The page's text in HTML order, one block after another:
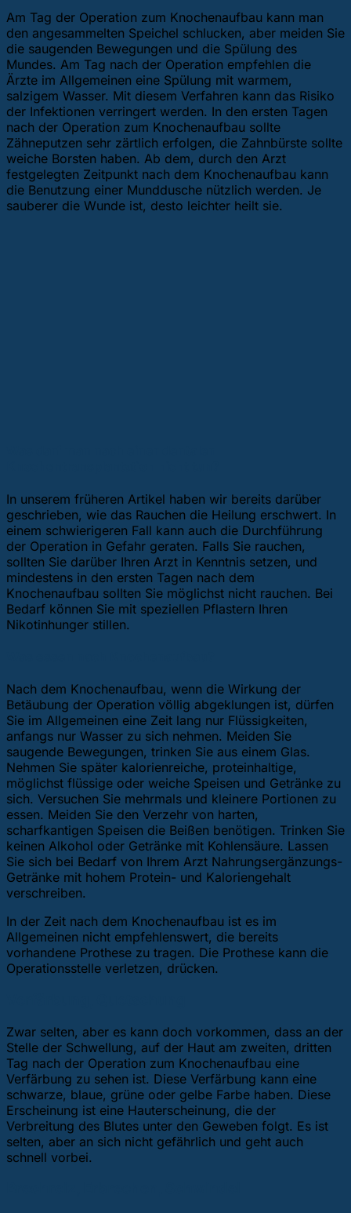
Am Tag der Operation zum Knochenaufbau kann man
den angesammelten Speichel schlucken, aber meiden Sie
die saugenden Bewegungen und die Spülung des
Mundes. Am Tag nach der Operation empfehlen die
Ärzte im Allgemeinen eine Spülung mit warmem,
salzigem Wasser. Mit diesem Verfahren kann das Risiko
der Infektionen verringert werden. In den ersten Tagen
nach der Operation zum Knochenaufbau sollte
Zähneputzen sehr zärtlich erfolgen, die Zahnbürste sollte
weiche Borsten haben. Ab dem, durch den Arzt
festgelegten Zeitpunkt nach dem Knochenaufbau kann
die Benutzung einer Munddusche nützlich werden. Je
sauberer die Wunde ist, desto leichter heilt sie.
In unserem früheren Artikel haben wir bereits darüber
geschrieben, wie das Rauchen die Heilung erschwert. In
einem schwierigeren Fall kann auch die Durchführung
der Operation in Gefahr geraten. Falls Sie rauchen,
sollten Sie darüber Ihren Arzt in Kenntnis setzen, und
mindestens in den ersten Tagen nach dem
Knochenaufbau sollten Sie möglichst nicht rauchen. Bei
Bedarf können Sie mit speziellen Pflastern Ihren
Nikotinhunger stillen.
Nach dem Knochenaufbau, wenn die Wirkung der
Betäubung der Operation völlig abgeklungen ist, dürfen
Sie im Allgemeinen eine Zeit lang nur Flüssigkeiten,
anfangs nur Wasser zu sich nehmen. Meiden Sie
saugende Bewegungen, trinken Sie aus einem Glas.
Nehmen Sie später kalorienreiche, proteinhaltige,
möglichst flüssige oder weiche Speisen und Getränke zu
sich. Versuchen Sie mehrmals und kleinere Portionen zu
essen. Meiden Sie den Verzehr von harten,
scharfkantigen Speisen die Beißen benötigen. Trinken Sie
keinen Alkohol oder Getränke mit Kohlensäure. Lassen
Sie sich bei Bedarf von Ihrem Arzt Nahrungsergänzungs-
Getränke mit hohem Protein- und Kaloriengehalt
verschreiben.
In der Zeit nach dem Knochenaufbau ist es im
Allgemeinen nicht empfehlenswert, die bereits
vorhandene Prothese zu tragen. Die Prothese kann die
Operationsstelle verletzen, drücken.
Zwar selten, aber es kann doch vorkommen, dass an der
Stelle der Schwellung, auf der Haut am zweiten, dritten
Tag nach der Operation zum Knochenaufbau eine
Verfärbung zu sehen ist. Diese Verfärbung kann eine
schwarze, blaue, grüne oder gelbe Farbe haben. Diese
Erscheinung ist eine Hauterscheinung, die der
Verbreitung des Blutes unter den Geweben folgt. Es ist
selten, aber an sich nicht gefährlich und geht auch
schnell vorbei.